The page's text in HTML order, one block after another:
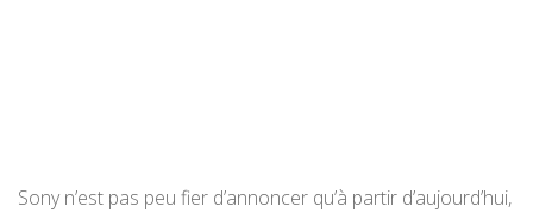
Sony n’est pas peu fier d’annoncer qu’à partir d’aujourd’hui,